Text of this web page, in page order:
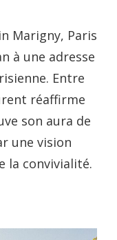
Marigny, Paris
à une adresse
Entre
réaffirme
son aura de
une vision
la convivialité.